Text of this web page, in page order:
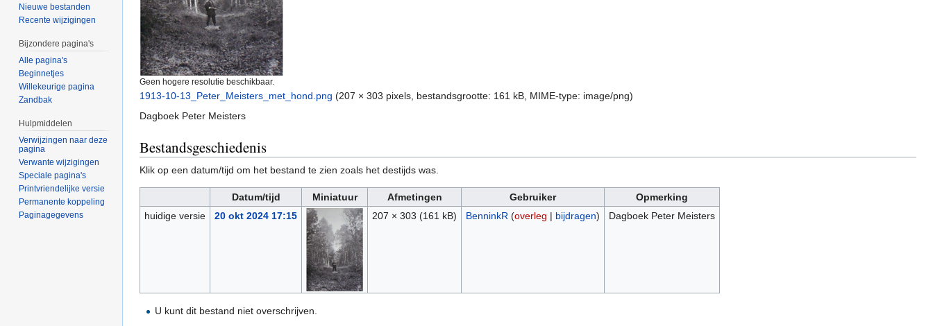
Geen hogere resolutie beschikbaar.
1913-10-13_Peter_Meisters_met_hond.png (207 × 303 pixels, bestandsgrootte: 161 kB, MIME-type: image/png)
Dagboek Peter Meisters
Bestandsgeschiedenis
Klik op een datum/tijd om het bestand te zien zoals het destijds was.
Datum/tijd Miniatuur Afmetingen Gebruiker
Opmerking
huidige versie
20 okt 2024 17:15 207 × 303 (161 kB) BenninkR (overleg | bijdragen) Dagboek Peter Meisters
U kunt dit bestand niet overschrijven.
Nieuwe bestanden
Recente wijzigingen
Bijzondere pagina's
Alle pagina's
Beginnetjes
Willekeurige pagina
Zandbak
Hulpmiddelen
Verwijzingen naar deze
pagina
Verwante wijzigingen
Speciale pagina's
Printvriendelijke versie
Permanente koppeling
Paginagegevens